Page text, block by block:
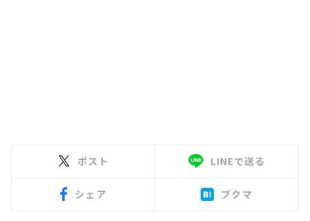
ポスト LINEで送る
シェア ブクマ